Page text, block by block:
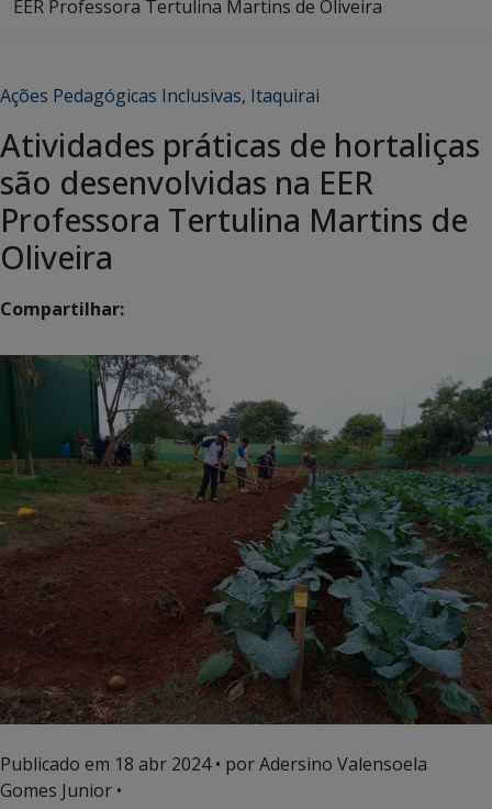
EER Professora Tertulina Martins de Oliveira
Ações Pedagógicas Inclusivas, Itaquirai
Atividades práticas de hortaliças
são desenvolvidas na EER
Professora Tertulina Martins de
Oliveira
Compartilhar:
Publicado em 18 abr 2024• por Adersino Valensoela
Gomes Junior •